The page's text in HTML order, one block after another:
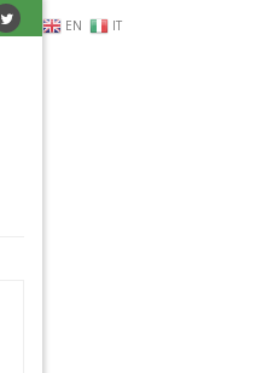
EN IT